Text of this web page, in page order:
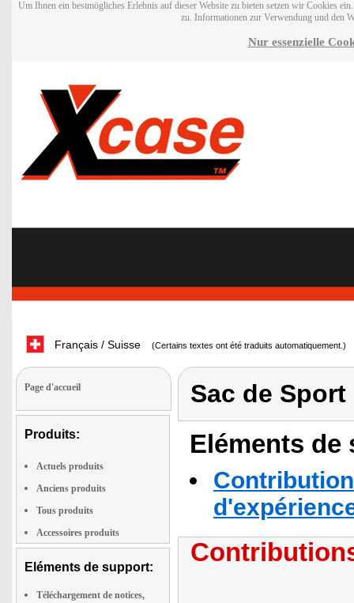
Um Ihnen ein bestmögliches Erlebnis auf dieser Website zu bieten setzen wir Cookies
zu. Informationen zur Verwendung und den
Nur essenzielle
Français / Suisse (Certains textes ont été traduits automatiquement.)
Page d'accueil
Produits:
Actuels produits
Anciens produits
Tous produits
Accessoires produits
Eléments de support:
Téléchargement de notices,
Sac de Sport
Eléments